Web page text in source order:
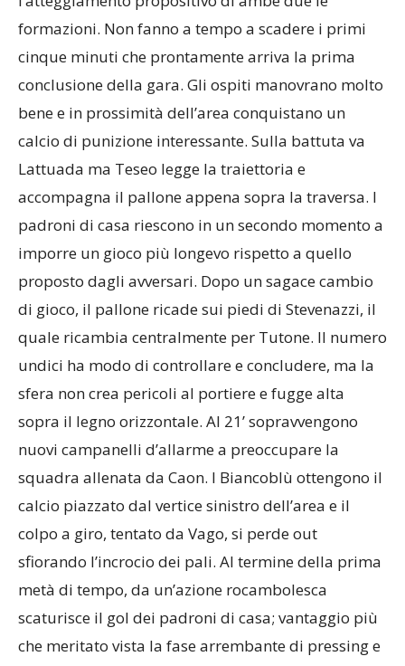
formazioni. Non fanno a tempo a scadere i primi
cinque minuti che prontamente arriva la prima
conclusione della gara. Gli ospiti manovrano molto
bene e in prossimità dell’area conquistano un
calcio di punizione interessante. Sulla battuta va
Lattuada ma Teseo legge la traiettoria e
accompagna il pallone appena sopra la traversa. I
padroni di casa riescono in un secondo momento a
imporre un gioco più longevo rispetto a quello
proposto dagli avversari. Dopo un sagace cambio
di gioco, il pallone ricade sui piedi di Stevenazzi, il
quale ricambia centralmente per Tutone. Il numero
undici ha modo di controllare e concludere, ma la
sfera non crea pericoli al portiere e fugge alta
sopra il legno orizzontale. Al 21’ sopravvengono
nuovi campanelli d’allarme a preoccupare la
squadra allenata da Caon. I Biancoblù ottengono il
calcio piazzato dal vertice sinistro dell’area e il
colpo a giro, tentato da Vago, si perde out
sfiorando l’incrocio dei pali. Al termine della prima
metà di tempo, da un’azione rocambolesca
scaturisce il gol dei padroni di casa; vantaggio più
che meritato vista la fase arrembante di pressing e